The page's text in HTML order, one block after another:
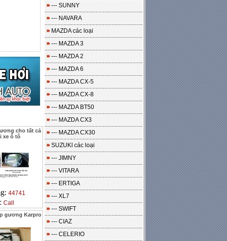
cho tất cả
xe ô tô
44741
Call
gương Karpro
--- SUNNY
--- NAVARA
MAZDA các loại
--- MAZDA 3
--- MAZDA 2
--- MAZDA 6
--- MAZDA CX-5
--- MAZDA CX-8
--- MAZDA BT50
--- MAZDA CX3
--- MAZDA CX30
SUZUKI các loại
--- JIMNY
--- VITARA
--- ERTIGA
--- XL7
--- SWIFT
--- CIAZ
--- CELERIO